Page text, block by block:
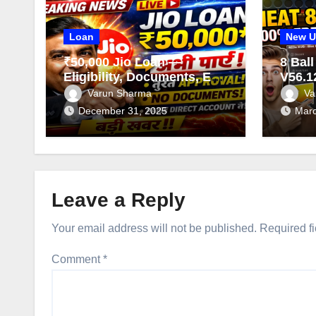
Loan
₹50,000 Jio Loan —
Eligibility, Documents, EMI
& Apply Process Step-by-
Step
Varun Sharma
December 31, 2025
New
8
Aim
Leave a Reply
Your email address will not be published. Required
Comment*